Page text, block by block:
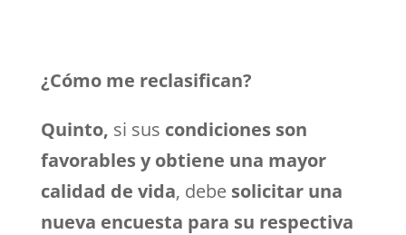
¿Cómo me reclasifican?
Quinto, si sus condiciones son
favorables y obtiene una mayor
calidad de vida, debe solicitar una
nueva encuesta para su respectiva